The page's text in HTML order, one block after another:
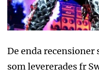
De enda recensioner
som levererades fr